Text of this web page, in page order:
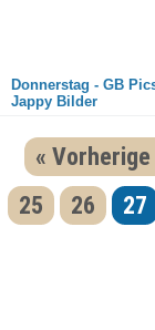
Donnerstag - GB
Jappy Bilder
«
25
26 27